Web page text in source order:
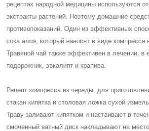
рецептах народной медицины используются
экстракты растений. Поэтому домашние
противопоказаний. Один из эффективных
сока алоэ, который наносят в виде компресса
Травяной чай также эффективен в лечении, в
подорожник, эвкалипт и крапива.
Рецепт компресса из череды: для
стакан кипятка и столовая ложка сухой
Траву заливают кипятком и настаивают в
смоченный ватный диск накладывают на